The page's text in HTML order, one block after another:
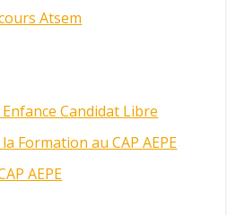
Atsem
Enfance Candidat Libre
Formation au CAP AEPE
AEPE